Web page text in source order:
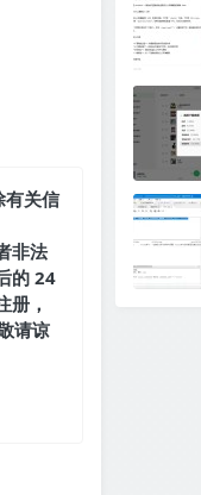
有关信
非法
的 24
册，
请谅